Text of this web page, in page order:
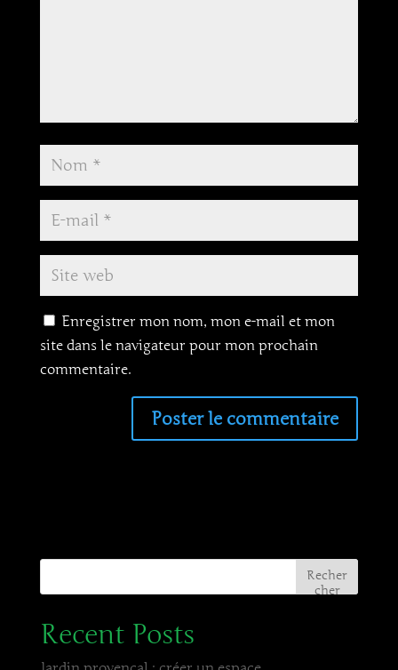
Enregistrer mon nom, mon e-mail et mon
site dans le navigateur pour mon prochain
commentaire.
Recher
cher
Recent Posts